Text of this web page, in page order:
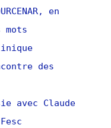
en
mots
des
avec Claude